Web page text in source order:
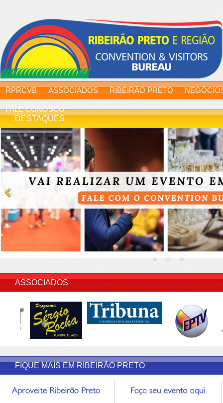
RPRCVB ASSOCIADOS RIBEIRÃO PRETO
FALE CONOSCO
DESTAQUES
ASSOCIADOS
FIQUE MAIS EM RIBEIRÃO PRETO